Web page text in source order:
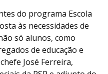
do programa Escola
às necessidades de
só alunos, como
de educação e
José Ferreira,